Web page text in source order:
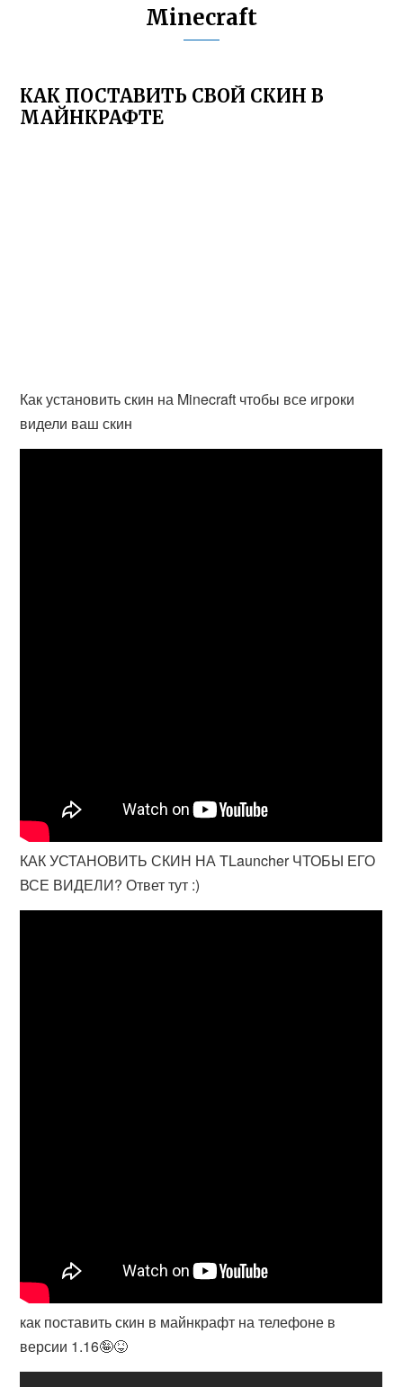
Minecraft
КАК ПОСТАВИТЬ СВОЙ СКИН В
МАЙНКРАФТЕ
Как установить скин на Minecraft чтобы все игроки
видели ваш скин
КАК УСТАНОВИТЬ СКИН НА TLauncher ЧТОБЫ ЕГО
ВСЕ ВИДЕЛИ? Ответ тут :)
как поставить скин в майнкрафт на телефоне в
версии 1.16🤪😝